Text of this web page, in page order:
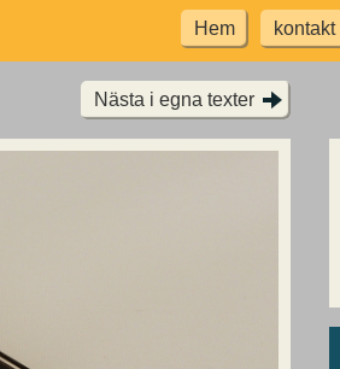
Hem kontakt
Nästa i egna texter